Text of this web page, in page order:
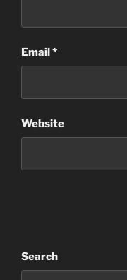
Email*
Website
Search